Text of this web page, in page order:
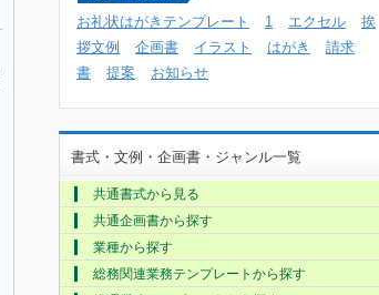
お礼状はがきテンプレート 1 エクセル
挨
拶文例
企画書 イラスト はがき
請求
書
提案 お知らせ
書式・文例・企画書・ジャンル一覧
共通書式から見る
共通企画書から探す
業種から探す
総務関連業務テンプレートから探す